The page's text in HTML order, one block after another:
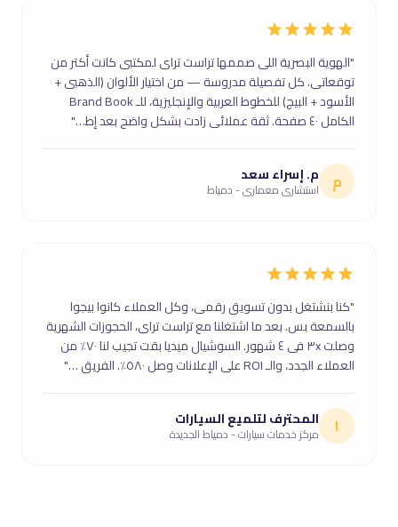
"الهوية البصرية اللى صممها تراست تراى لمكتبى كانت أكتر من
توقعاتى. كل تفصيلة مدروسة — من اختيار الألوان (الذهبى +
الأسود + البيج) للخطوط العربية والإنجليزية، للـ Brand Book
الكامل ٤٠ صفحة. ثقة عملائى زادت بشكل واضح بعد إط…"
م م. إسراء سعد
استشارى معمارى - دمياط
"كنا بنشتغل بدون تسويق رقمى، وكل العملاء كانوا بيجوا
بالسمعة بس. بعد ما اشتغلنا مع تراست تراى، الحجوزات الشهرية
وصلت ٣x فى ٤ شهور. السوشيال ميديا بقت تجيب لنا ٧٠٪ من
العملاء الجدد، والـ ROI على الإعلانات وصل ٥٨٠٪. الفريق …"
ا المحترف لتلميع السيارات
مركز خدمات سيارات - دمياط الجديدة